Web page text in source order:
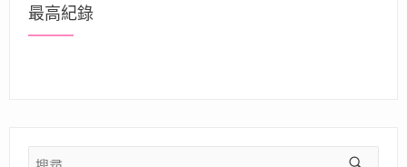
最高紀錄
搜